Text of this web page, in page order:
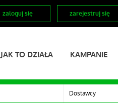
zaloguj się zarejestruj się
JAK TO DZIAŁA KAMPANIE
Dostawcy